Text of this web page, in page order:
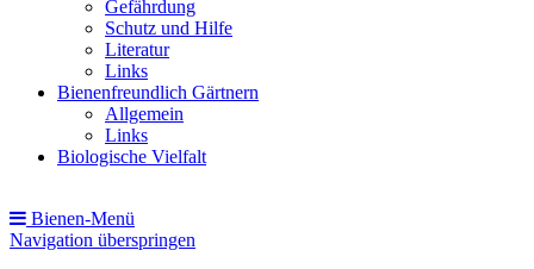
Gefährdung
Schutz und Hilfe
Literatur
Links
Bienenfreundlich Gärtnern
Allgemein
Links
Biologische Vielfalt
Bienen-Menü
Navigation überspringen